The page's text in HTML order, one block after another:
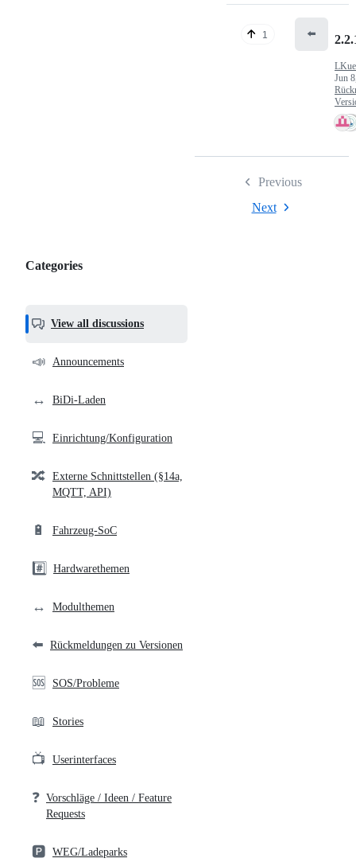
Categories,
helpful,
and
community
Categories
View all discussions
📣 Announcements
↔️ BiDi-Laden
💻 Einrichtung/Konfiguration
🔀 Externe Schnittstellen (§14a,
MQTT, API)
🔋 Fahrzeug-SoC
#️⃣ Hardwarethemen
↔️ Modulthemen
⬅️ Rückmeldungen zu Versionen
🆘 SOS/Probleme
📖 Stories
📺 Userinterfaces
❓ Vorschläge / Ideen / Feature
Requests
🅿️ WEG/Ladeparks
1 ⬅️
Jun
Previous
Next